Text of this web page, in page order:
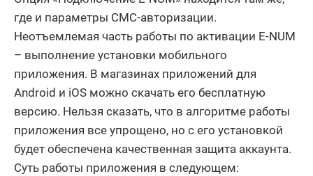
где и параметры СМС-авторизации.
Неотъемлемая часть работы по активации E-NUM
– выполнение установки мобильного
приложения. В магазинах приложений для
Android и iOS можно скачать его бесплатную
версию. Нельзя сказать, что в алгоритме работы
приложения все упрощено, но с его установкой
будет обеспечена качественная защита аккаунта.
Суть работы приложения в следующем: